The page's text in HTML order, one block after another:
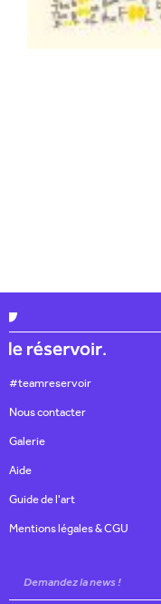
#teamreservoir
Nous contacter
Galerie
Aide
Guide de l'art
Mentions légales & CGU